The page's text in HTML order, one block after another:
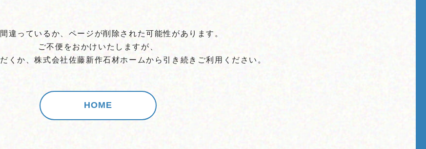
違っているか、ページが削除された可能性があります。
ご不便をおかけいたしますが、
くか、株式会社佐藤新作石材ホームから引き続きご利用ください。
HOME